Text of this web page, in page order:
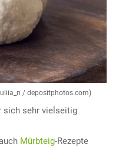
/ depositphotos.com)
sich sehr vielseitig
Mürbteig-Rezepte